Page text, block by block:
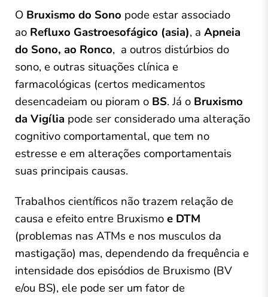
O Bruxismo do Sono pode estar associado
ao Refluxo Gastroesofágico (asia), a Apneia
do Sono, ao Ronco, a outros distúrbios do
sono, e outras situações clínica e
farmacológicas (certos medicamentos
desencadeiam ou pioram o BS. Já o Bruxismo
da Vigília pode ser considerado uma alteração
cognitivo comportamental, que tem no
estresse e em alterações comportamentais
suas principais causas.
Trabalhos científicos não trazem relação de
causa e efeito entre Bruxismoe DTM
(problemas nas ATMs e nos musculos da
mastigação) mas, dependendo da frequência e
intensidade dos episódios de Bruxismo (BV
e/ou BS), ele pode ser um fator de